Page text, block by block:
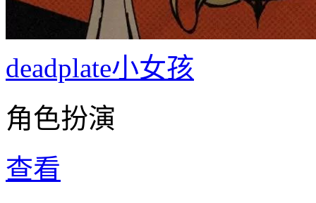
deadplate小女孩
角色扮演
查看